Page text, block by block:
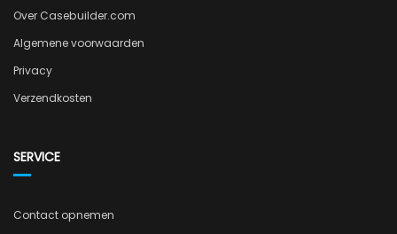
Over Casebuilder.com
Algemene voorwaarden
Privacy
Verzendkosten
SERVICE
Contact opnemen